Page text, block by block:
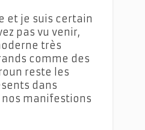
et je suis certain
pas vu venir,
très
comme des
reste les
dans
manifestions